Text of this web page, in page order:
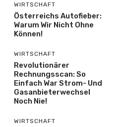
WIRTSCHAFT
Österreichs Autofieber:
Warum Wir Nicht Ohne
Können!
WIRTSCHAFT
Revolutionärer
Rechnungsscan: So
Einfach War Strom- Und
Gasanbieterwechsel
Noch Nie!
WIRTSCHAFT